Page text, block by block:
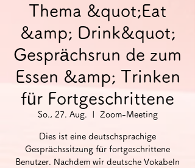
Thema &quot;Eat
&amp; Drink&quot;
Gesprächsrun de zum
Essen &amp; Trinken
für Fortgeschrittene
So., 27. Aug. Zoom-Meeting
Dies ist eine deutschsprachige
Gesprächssitzung für fortgeschrittene
Benutzer. Nachdem wir deutsche Vokabeln